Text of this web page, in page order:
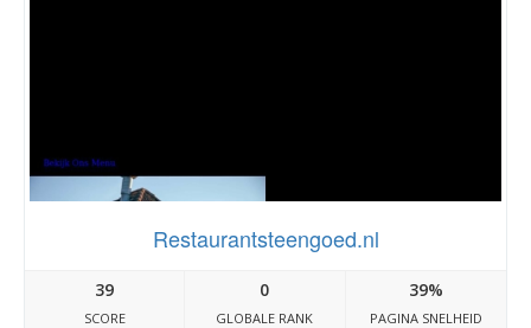
Restaurantsteengoed.nl
39
SCORE
0
GLOBALE RANK
39%
PAGINA SNELHEID